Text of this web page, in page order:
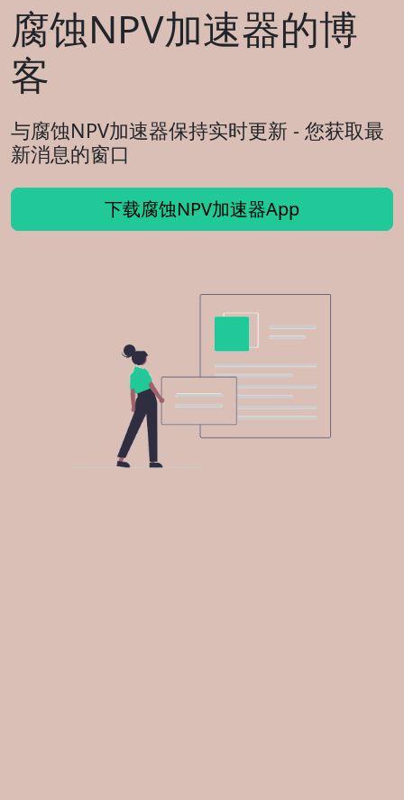
腐蚀NPV加速器的博
客
与腐蚀NPV加速器保持实时更新 - 您获取最
新消息的窗口
下载腐蚀NPV加速器App